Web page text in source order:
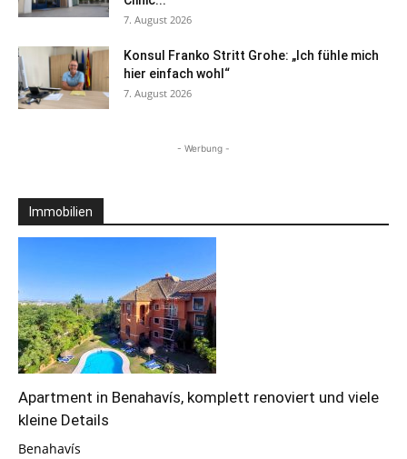
7. August 2026
Konsul Franko Stritt Grohe: „Ich fühle mich
hier einfach wohl“
7. August 2026
- Werbung -
Immobilien
Apartment in Benahavís, komplett renoviert und viele
kleine Details
Benahavís